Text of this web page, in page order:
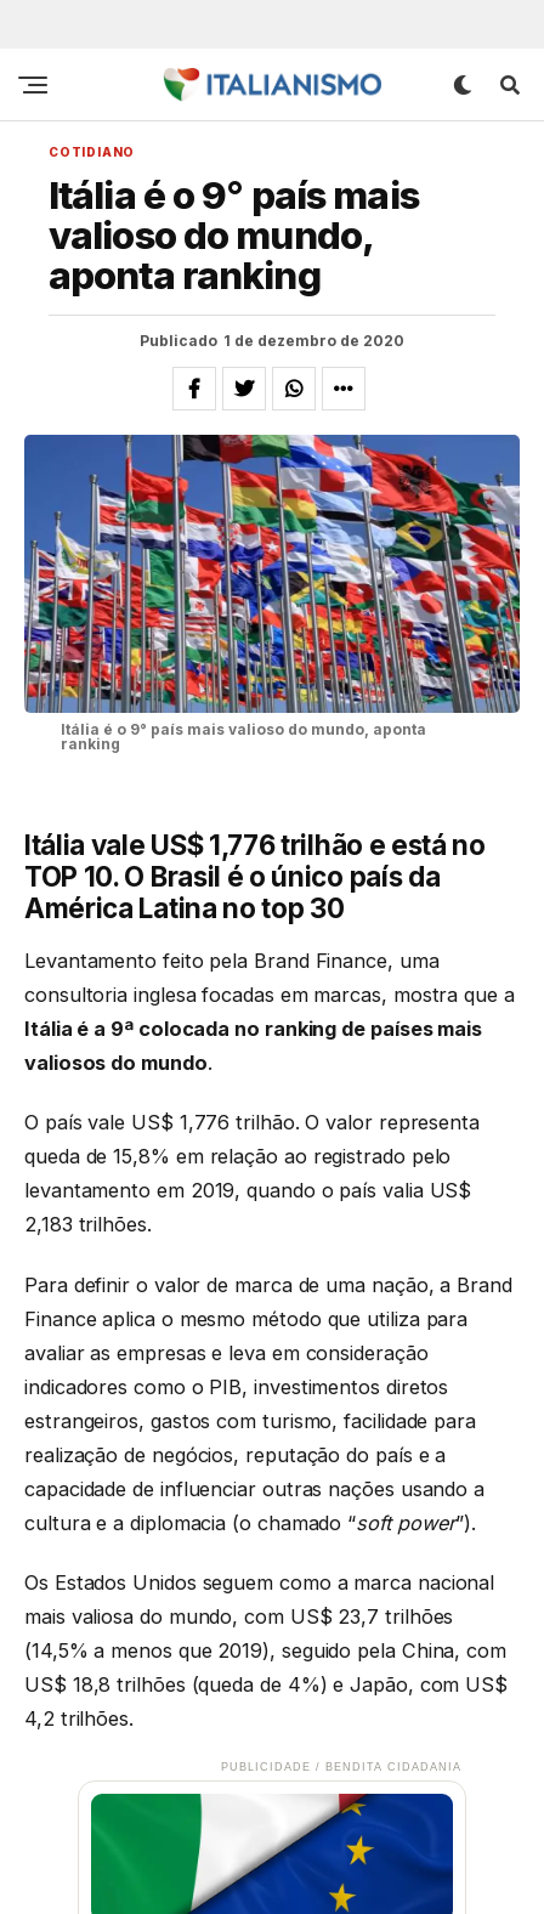
COTIDIANO
Itália é o 9° país mais
valioso do mundo,
aponta ranking
Publicado 1 de dezembro de 2020
Itália é o 9° país mais valioso do mundo, aponta
ranking
Itália vale US$ 1,776 trilhão e está no
TOP 10. O Brasil é o único país da
América Latina no top 30
Levantamento feito pela Brand Finance, uma
consultoria inglesa focadas em marcas, mostra que a
Itália é a 9ª colocada no ranking de países mais
valiosos do mundo.
O país vale US$ 1,776 trilhão. O valor representa
queda de 15,8% em relação ao registrado pelo
levantamento em 2019, quando o país valia US$
2,183 trilhões.
Para definir o valor de marca de uma nação, a Brand
Finance aplica o mesmo método que utiliza para
avaliar as empresas e leva em consideração
indicadores como o PIB, investimentos diretos
estrangeiros, gastos com turismo, facilidade para
realização de negócios, reputação do país e a
capacidade de influenciar outras nações usando a
cultura e a diplomacia (o chamado “soft power”).
Os Estados Unidos seguem como a marca nacional
mais valiosa do mundo, com US$ 23,7 trilhões
(14,5% a menos que 2019), seguido pela China, com
US$ 18,8 trilhões (queda de 4%) e Japão, com US$
4,2 trilhões.
PUBLICIDADE / BENDITA CIDADANIA